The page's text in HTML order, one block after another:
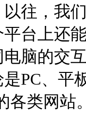
往，我
台上还
脑的交
PC、平
各类网站